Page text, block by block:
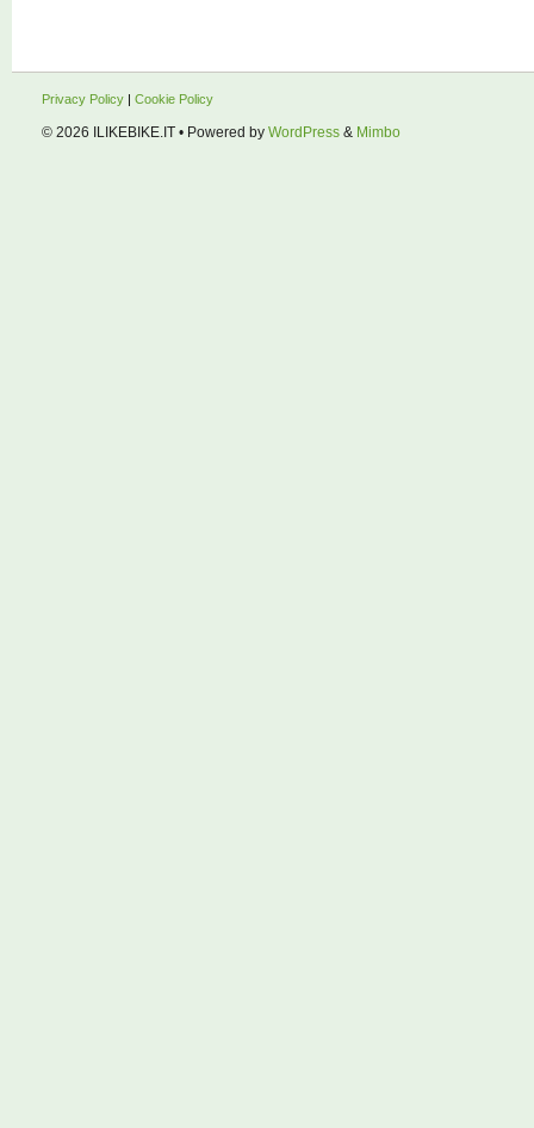
Privacy Policy Cookie Policy
© 2026 ILIKEBIKE.IT • Powered by WordPress & Mimbo